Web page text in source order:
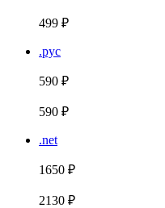
499 ₽
.рус
590 ₽
590 ₽
.net
1650 ₽
2130 ₽